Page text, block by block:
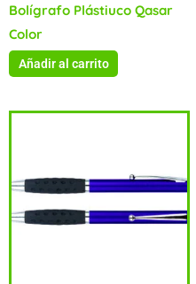
Bolígrafo Plástiuco Qasar
Color
Añadir al carrito